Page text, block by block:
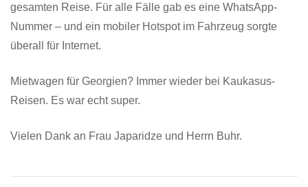
gesamten Reise. Für alle Fälle gab es eine WhatsApp-
Nummer – und ein mobiler Hotspot im Fahrzeug sorgte
überall für Internet.
Mietwagen für Georgien? Immer wieder bei Kaukasus-
Reisen. Es war echt super.
Vielen Dank an Frau Japaridze und Herrn Buhr.